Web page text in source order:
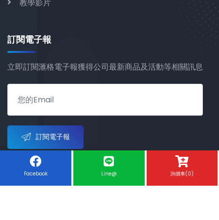
教學影片
訂閱電子報
立即訂閱滙格電子報獲得公司最新商品及活動等相關訊息
訂閱電子報
Facebook Line@ 詢價車(0)